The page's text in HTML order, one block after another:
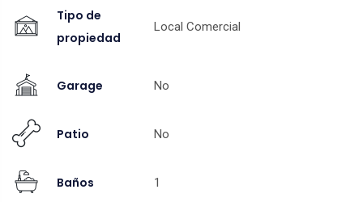
Tipo de
propiedad
Local Comercial
Garage No
Patio No
Baños 1